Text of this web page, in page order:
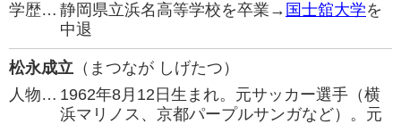
学歴… 静岡県立浜名高等学校を卒業→ 国士舘大学を
中退
松永成立 （まつなが しげたつ）
人物… 1962年8月12日生まれ。元サッカー選手（横
浜マリノス、京都パープルサンガなど）。元